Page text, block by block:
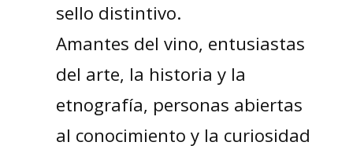
sello distintivo.
Amantes del vino, entusiastas
del arte, la historia y la
etnografía, personas abiertas
al conocimiento y la curiosidad